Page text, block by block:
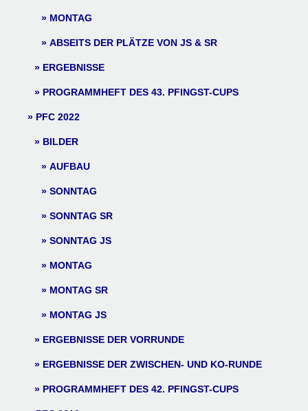
MONTAG
ABSEITS DER PLÄTZE VON JS & SR
ERGEBNISSE
PROGRAMMHEFT DES 43. PFINGST-CUPS
PFC 2022
BILDER
AUFBAU
SONNTAG
SONNTAG SR
SONNTAG JS
MONTAG
MONTAG SR
MONTAG JS
ERGEBNISSE DER VORRUNDE
ERGEBNISSE DER ZWISCHEN- UND KO-RUNDE
PROGRAMMHEFT DES 42. PFINGST-CUPS